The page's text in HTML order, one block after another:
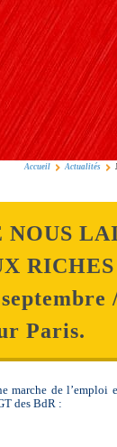
Accueil Actualités
NOUS
Paris.
marche de l’emploi
des BdR :